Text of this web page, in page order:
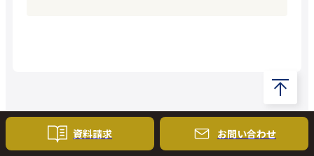
資料請求 お問い合わせ